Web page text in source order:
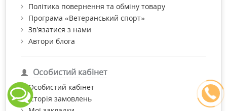
Політика повернення та обміну товару
Програма «Ветеранський спорт»
Зв’язатися з нами
Автори блога
Особистий кабінет
Особистий кабінет
Історія замовлень